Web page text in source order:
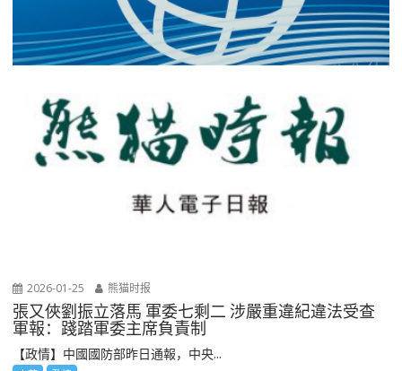
2026-01-25 熊猫时报
張又俠劉振立落馬 軍委七剩二 涉嚴重違紀違法受查
軍報：踐踏軍委主席負責制
【政情】中國國防部昨日通報，中央...